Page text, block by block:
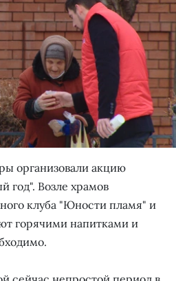
организовали акцию
год". Возле храмов
клуба "Юности пламя" и
горячими напитками и